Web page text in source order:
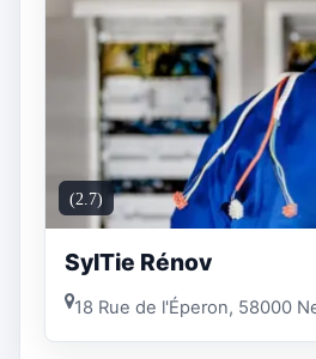
(2.7)
SylTie Rénov
18 Rue de l'Éperon, 58000